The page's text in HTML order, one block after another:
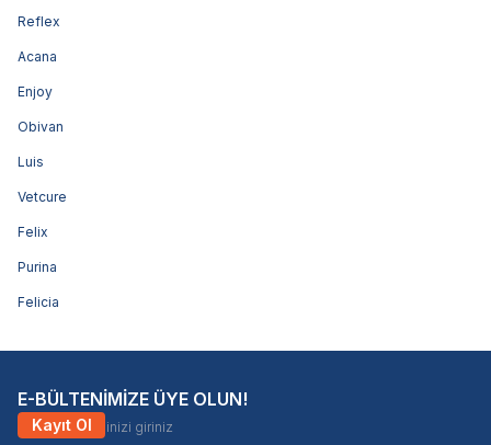
Reflex
Acana
Enjoy
Obivan
Luis
Vetcure
Felix
Purina
Felicia
E-BÜLTENİMİZE ÜYE OLUN!
Kayıt Ol